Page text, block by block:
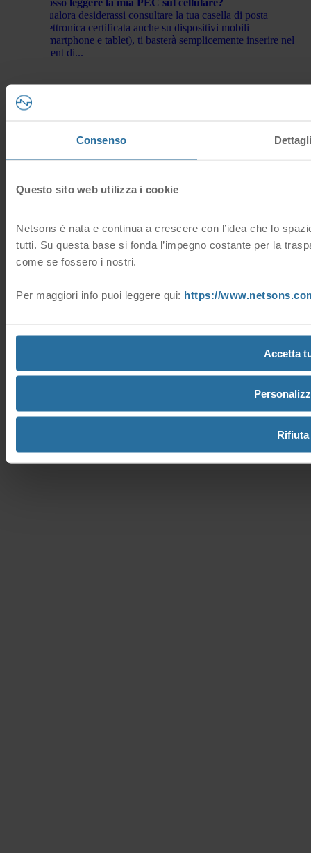
Consenso
Questo sito web utilizza i cookie
Netsons è nata e continua a crescere con l’idea che lo
tutti. Su questa base si fonda l’impegno costante per la
come se fossero i nostri.
Per maggiori info puoi leggere qui: https://
Accetta
Rifiuta
Posso leggere la mia PEC sul cellulare?
Qualora desiderassi consultare la tua casella di posta
elettronica certificata anche su dispositivi mobili
(smartphone e tablet), ti basterà semplicemente inserire nel
client di...
Area Clienti Netsons clicca sul tasto a sinistra PEC...
Come creare sulla mia PEC una cartella per le fatture
attivare il servizio di “Leggi Fatture” che ti permette di
Per creare la firma della tua casella PEC, accedi alla
a...
01838660684 | Tel+39 085 4510052| Fax +39 085 9112033 |
Autorizzazione Ministeriale PTT 0007112 del 30/01/2013